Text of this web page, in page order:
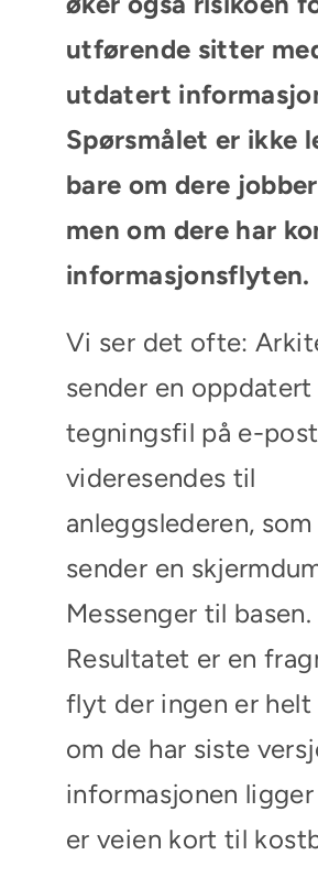
utførende sitter
utdatert
Spørsmålet er ikke
bare om dere
men om dere har
informasjonsflyten.
Vi ser det ofte:
sender en oppdatert
tegningsfil på e-
videresendes til
anleggslederen,
sender en
Messenger til basen.
Resultatet er en
flyt der ingen er helt
om de har siste
informasjonen
er veien kort til